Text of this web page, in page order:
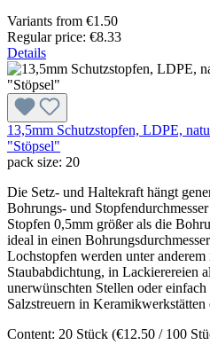
Variants from €1.50
Regular price: €8.33
Details
13,5mm Schutzstopfen, LDPE,
"Stöpsel"
pack size: 20
Die Setz- und Haltekraft hängt
Bohrungs- und
Stopfen 0,5mm größer als die
ideal in einen
Lochstopfen werden unter
Staubabdichtung, in Lackierereien
unerwünschten Stellen oder
Salzstreuern in Keramikwerkstätten
Content: 20 Stück (€12.50 / 100